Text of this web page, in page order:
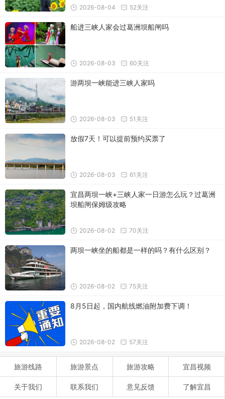
52关注
2026-08-04
船进三峡人家会过葛洲坝船闸吗
60关注
2026-08-03
游两坝一峡能进三峡人家吗
51关注
2026-08-03
放假7天！可以提前预约买票了
61关注
2026-08-03
宜昌两坝一峡+三峡人家一日游怎么玩？过葛洲
坝船闸保姆级攻略
70关注
2026-08-02
两坝一峡坐的船都是一样的吗？有什么区别？
75关注
2026-08-02
8月5日起，国内航线燃油附加费下调！
57关注
2026-08-02
旅游线路 旅游景点 旅游攻略 宜昌视频
关于我们 联系我们 意见反馈 了解宜昌